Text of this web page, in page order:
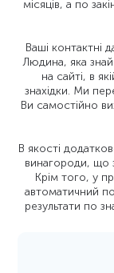
місяців, а по
Ваші контактні
Людина, яка
на сайті, в
знахідки. Ми
Ви самостійно
В якості
винагороди, що
Крім того, у
автоматичний
результати по